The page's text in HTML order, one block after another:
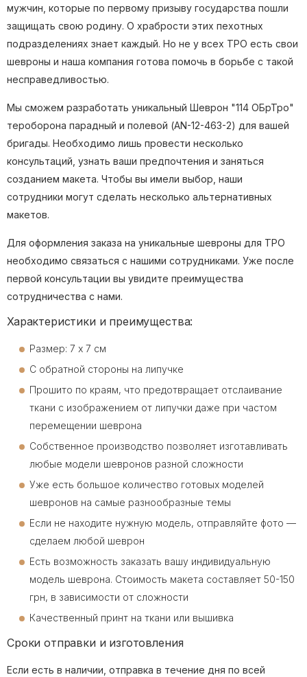
мужчин, которые по первому призыву государства пошли
защищать свою родину. О храбрости этих пехотных
подразделениях знает каждый. Но не у всех ТРО есть свои
шевроны и наша компания готова помочь в борьбе с такой
несправедливостью.
Мы сможем разработать уникальный Шеврон "114 ОБрТро"
тероборона парадный и полевой (AN-12-463-2) для вашей
бригады. Необходимо лишь провести несколько
консультаций, узнать ваши предпочтения и заняться
созданием макета. Чтобы вы имели выбор, наши
сотрудники могут сделать несколько альтернативных
макетов.
Для оформления заказа на уникальные шевроны для ТРО
необходимо связаться с нашими сотрудниками. Уже после
первой консультации вы увидите преимущества
сотрудничества с нами.
Характеристики и преимущества:
Размер: 7 х 7 см
С обратной стороны на липучке
Прошито по краям, что предотвращает отслаивание
ткани с изображением от липучки даже при частом
перемещении шеврона
Собственное производство позволяет изготавливать
любые модели шевронов разной сложности
Уже есть большое количество готовых моделей
шевронов на самые разнообразные темы
Если не находите нужную модель, отправляйте фото —
сделаем любой шеврон
Есть возможность заказать вашу индивидуальную
модель шеврона. Стоимость макета составляет 50-150
грн, в зависимости от сложности
Качественный принт на ткани или вышивка
Сроки отправки и изготовления
Если есть в наличии, отправка в течение дня по всей